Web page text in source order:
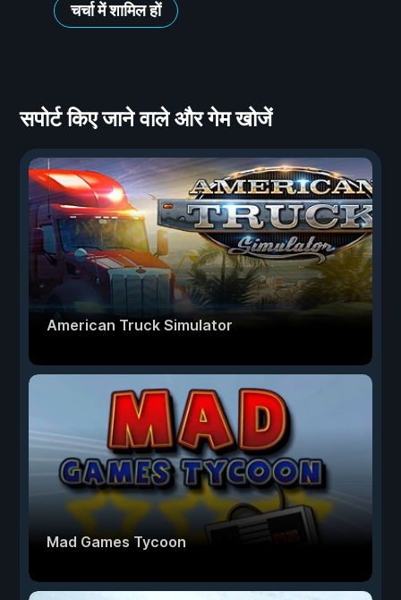
चर्चा में शामिल हों
सपोर्ट किए जाने वाले और गेम खोजें
American Truck Simulator
Mad Games Tycoon